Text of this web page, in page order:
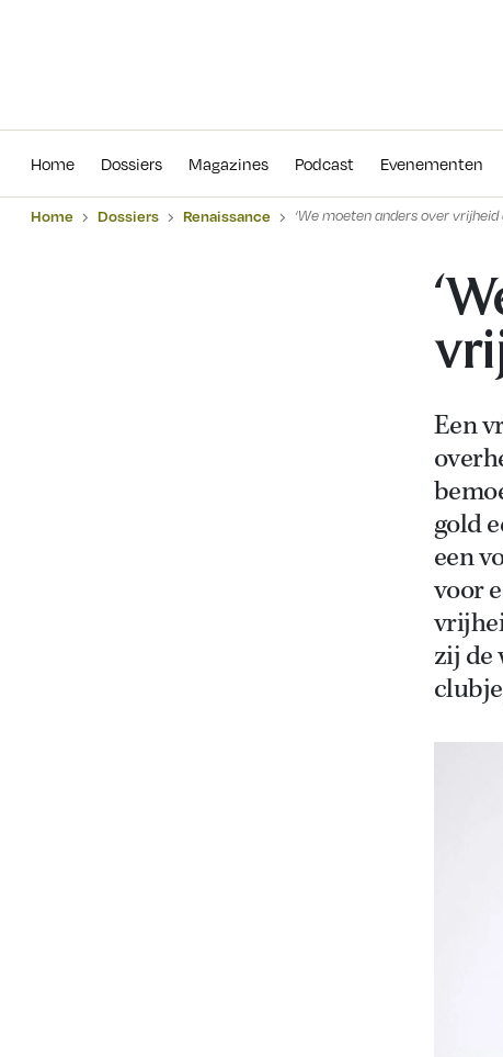
Home Dossiers Magazines Podcast Evenementen
Home Dossiers Renaissance ‘We moeten anders over vrijheid
Een
gold
een
voor
zij de